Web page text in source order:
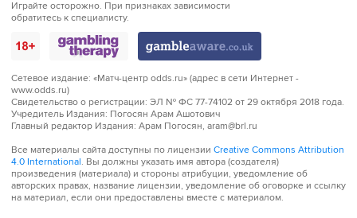
Играйте
осторожно!
Играйте осторожно. При признаках зависимости
обратитесь к специалисту.
Сетевое издание: «Матч-центр odds.ru» (адрес в сети Интернет -
www.odds.ru)
Свидетельство о регистрации: ЭЛ № ФС 77-74102 от 29 октября 2018 года.
Учредитель Издания: Погосян Арам Ашотович
Главный редактор Издания: Арам Погосян, aram@brl.ru
Все материалы сайта доступны по лицензии Creative Commons Attribution
4.0 International. Вы должны указать имя автора (создателя)
произведения (материала) и стороны атрибуции, уведомление об
авторских правах, название лицензии, уведомление об оговорке и ссылку
на материал, если они предоставлены вместе с материалом.